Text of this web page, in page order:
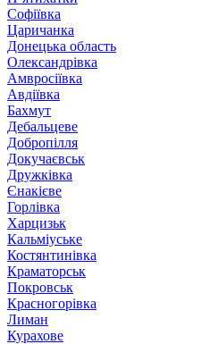
Софіївка
Царичанка
Донецька область
Олександрівка
Амвросіївка
Авдіївка
Бахмут
Дебальцеве
Добропілля
Докучаєвськ
Дружківка
Єнакієве
Горлівка
Харцизьк
Кальміуське
Костянтинівка
Краматорськ
Покровськ
Красногорівка
Лиман
Курахове